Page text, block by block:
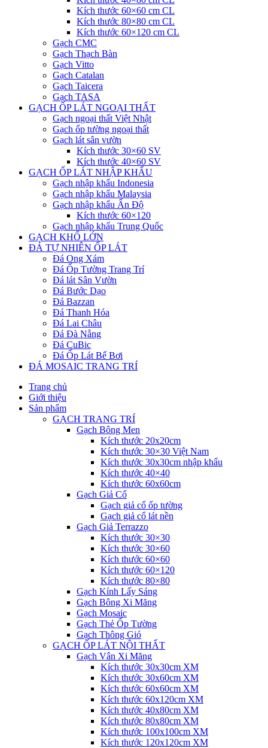
Kích thước 60×60 cm CL
Kích thước 80×80 cm CL
Kích thước 60×120 cm CL
Gạch CMC
Gạch Thạch Bàn
Gạch Vitto
Gạch Catalan
Gạch Taicera
Gạch TASA
GẠCH ỐP LÁT NGOẠI THẤT
Gạch ngoại thất Việt Nhật
Gạch ốp tường ngoại thất
Gạch lát sân vườn
Kích thước 30×60 SV
Kích thước 40×60 SV
GẠCH ỐP LÁT NHẬP KHẨU
Gạch nhập khẩu Indonesia
Gạch nhập khẩu Malaysia
Gạch nhập khẩu Ấn Độ
Kích thước 60×120
Gạch nhập khẩu Trung Quốc
GẠCH KHỔ LỚN
ĐÁ TỰ NHIÊN ỐP LÁT
Đá Ong Xám
Đá Ốp Tường Trang Trí
Đá lát Sân Vườn
Đá Bước Dạo
Đá Bazzan
Đá Thanh Hóa
Đá Lai Châu
Đá Đà Nẵng
Đá CuBic
Đá Ốp Lát Bể Bơi
ĐÁ MOSAIC TRANG TRÍ
Trang chủ
Giới thiệu
Sản phẩm
GẠCH TRANG TRÍ
Gạch Bông Men
Kích thước 20x20cm
Kích thước 30×30 Việt Nam
Kích thước 30x30cm nhập khẩu
Kích thước 40×40
Kích thước 60x60cm
Gạch Giả Cổ
Gạch giả cổ ốp tường
Gạch giả cổ lát nền
Gạch Giả Terrazzo
Kích thước 30×30
Kích thước 30×60
Kích thước 60×60
Kích thước 60×120
Kích thước 80×80
Gạch Kính Lấy Sáng
Gạch Bông Xi Măng
Gạch Mosaic
Gạch Thẻ Ốp Tường
Gạch Thông Gió
GẠCH ỐP LÁT NỘI THẤT
Gạch Vân Xi Măng
Kích thước 30x30cm XM
Kích thước 30x60cm XM
Kích thước 60x60cm XM
Kích thước 60x120cm XM
Kích thước 40x80cm XM
Kích thước 80x80cm XM
Kích thước 100x100cm XM
Kích thước 120x120cm XM